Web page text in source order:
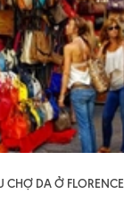
CHỢ DA Ở FLORENCE